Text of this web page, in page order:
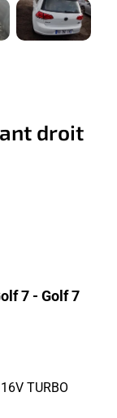
droit
7 - Golf 7
TURBO